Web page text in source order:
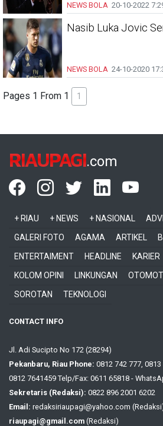
NEWS BOLA 20-10-2022
Nasib Luka Jovic
NEWS BOLA 24-10-2020
Pages 1 From 1 1
RIAUPAGI.com
+ RIAU + NEWS + NASIONAL
GALERI FOTO
AGAMA ARTIKEL
ENTERTAIMENT
HEADLINE KARIER
KOLOM OPINI
LINKUNGAN
SOROTAN
TEKNOLOGI
CONTACT INFO
Jl. Adi Sucipto No 172 (28294)
Pekanbaru, Riau Phone: 0812 742 777, 0813
0812 7641459 Telp/Fax: 0611 65818 -
Sekretaris (Redaksi): 0822 896 2001 6202
Email: redaksiriaupagi@yahoo.com
riaupagi@gmail.com (Redaksi)